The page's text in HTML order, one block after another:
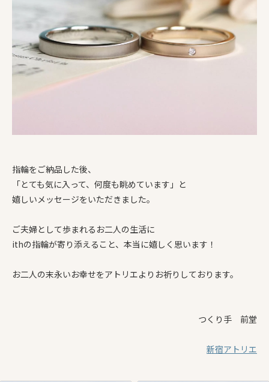
指輪をご納品した後、
「とても気に入って、何度も眺めています」と
嬉しいメッセージをいただきました。
ご夫婦として歩まれるお二人の生活に
ithの指輪が寄り添えること、本当に嬉しく思います！
お二人の末永いお幸せをアトリエよりお祈りしております。
つくり手 前堂
新宿アトリエ